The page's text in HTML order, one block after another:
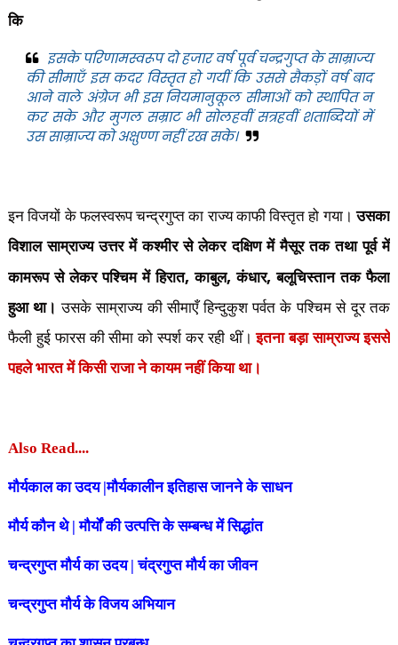
कि
इसके परिणामस्वरूप दो हजार वर्ष पूर्व चन्द्रगुप्त के साम्राज्य
की सीमाएँ इस कदर विस्तृत हो गयीं कि उससे सैकड़ों वर्ष बाद
आने वाले अंग्रेज भी इस नियमानुकूल सीमाओं को स्थापित न
कर सके और मुगल सम्राट भी सोलहवीं सत्रहवीं शताब्दियों में
उस साम्राज्य को अक्षुण्ण नहीं रख सके।
इन विजयों के फलस्वरूप चन्द्रगुप्त का राज्य काफी विस्तृत हो गया।उसका
विशाल साम्राज्य उत्तर में कश्मीर से लेकर दक्षिण में मैसूर तक तथा पूर्व में
कामरूप से लेकर पश्चिम में हिरात,काबुल,कंधार,बलूचिस्तान तक फैला
हुआ था।उसके साम्राज्य की सीमाएँ हिन्दुकुश पर्वत के पश्चिम से दूर तक
फैली हुई फारस की सीमा को स्पर्श कर रही थीं। इतना बड़ा साम्राज्य इससे
पहले भारत में किसी राजा ने कायम नहीं किया था।
Also Read....
मौर्यकाल का उदय |मौर्यकालीन इतिहास जानने के साधन
मौर्य कौन थे | मौर्यों की उत्पत्ति के सम्बन्ध में सिद्धांत
चन्द्रगुप्त मौर्य का उदय | चंद्रगुप्त मौर्य का जीवन
चन्द्रगुप्त मौर्य के विजय अभियान